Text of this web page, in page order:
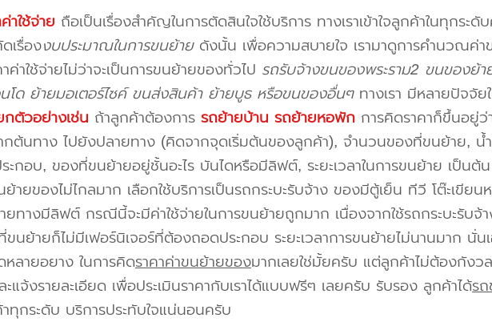
าใช้จ่าย ถือเป็นเรื่องสำคัญในการตัดสินใจใช้บริการ ทางเราเข้าใจลูกค้าในทุกระ
เรื่องงบประมาณในการขนย้ายดังนั้น เพื่อความสบายใจ เรามาดูการคำนวณค่
ค่าใช้จ่ายไม่ว่าจะเป็นการขนย้ายของทั่วไป รถรับจ้างขนของพระราม2 ขนของย้
ด ย้ายมอเตอร์ไซค์ ขนส่งสินค้า ย้ายบูธ หรือขนของอื่นๆทางเรา มีหลายปัจจั
กตัวอย่างเช่น ถ้าลูกค้าต้องการ รถย้ายบ้าน รถย้ายหอพักการคิดราคาก็ขึ้นอยู่ว่
ากต้นทาง ไปยังปลายทาง (คิดจากจุดเริ่มต้นของลูกค้า), จำนวนของที่ขนย้าย, น้
ะกอบ, ของที่ขนย้ายอยู่ชั้นอะไร บันไดหรือมีลิฟต์, ระยะเวลาในการขนย้าย เป็น
ายของไม่ไกลมาก เลือกใช้บริการเป็นรถกระบะรับจ้าง ของมีตู้เย็น ทีวี โต๊ะเขีย
ยทางมีลิฟต์ กรณีนี้จะมีค่าใช้จ่ายในการขนย้ายถูกมาก เนื่องจากใช้รถกระบะรับจ้
นย้ายก็ไม่มีเฟอร์นิเจอร์ที่ต้องถอดประกอบ ระยะเวลาการขนย้ายไม่นานมาก นั่น
หลายอยาง ในการคิดราคาค่าขนย้ายของมากเลยใช่มั้ยครับ แต่ลูกค้าไม่ต้องกังว
แจ้งรายละเอียด เพื่อประเมินราคากับเราได้แบบฟรีๆ เลยครับ รับรอง ลูกค้าได้ร
ทุกระดับ บริการประทับใจแน่นอนครับ